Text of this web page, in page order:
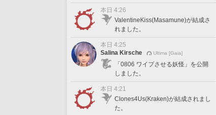
本日 4:26
ValentineKiss(Masamune)が結成さ
れました。
本日 4:25
Salina Kirsche
Ultima [Gaia]
「0806 ワイプさせる妖怪」を公開
しました。
本日 4:21
Clones4Us(Kraken)が結成されまし
た。